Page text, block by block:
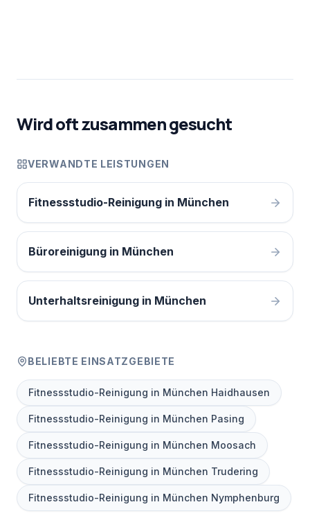
Wird oft zusammen gesucht
VERWANDTE LEISTUNGEN
Fitnessstudio-Reinigung in München
Büroreinigung in München
Unterhaltsreinigung in München
BELIEBTE EINSATZGEBIETE
Fitnessstudio-Reinigung in München Haidhausen
Fitnessstudio-Reinigung in München Pasing
Fitnessstudio-Reinigung in München Moosach
Fitnessstudio-Reinigung in München Trudering
Fitnessstudio-Reinigung in München Nymphenburg